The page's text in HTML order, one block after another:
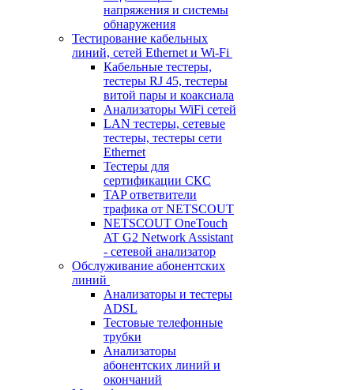
напряжения и системы
обнаружения
Тестирование кабельных
линий, сетей Ethernet и Wi-Fi
Кабельные тестеры,
тестеры RJ 45, тестеры
витой пары и коаксиала
Анализаторы WiFi сетей
LAN тестеры, сетевые
тестеры, тестеры сети
Ethernet
Тестеры для
сертификации СКС
TAP ответвители
трафика от NETSCOUT
NETSCOUT OneTouch
AT G2 Network Assistant
- сетевой анализатор
Обслуживание абонентских
линий
Анализаторы и тестеры
ADSL
Тестовые телефонные
трубки
Анализаторы
абонентских линий и
окончаний